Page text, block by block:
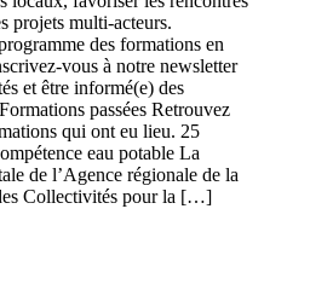
projets multi-acteurs.
des formations en
vous à notre newsletter
et être informé(e) des
passées Retrouvez
qui ont eu lieu. 25
eau potable La
de l’Agence régionale de la
Collectivités pour la […]